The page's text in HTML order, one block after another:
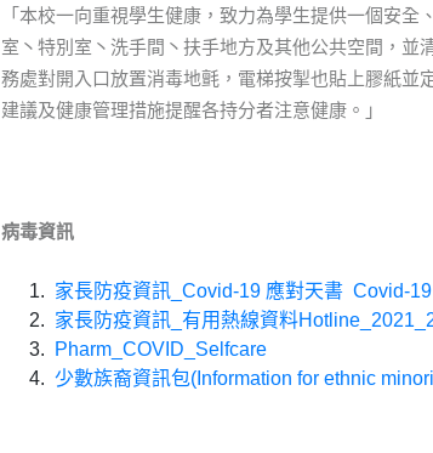
「本校一向重視學生健康，致力為學生提供一個安
室丶特別室丶洗手間丶扶手地方及其他公共空間，
務處對開入口放置消毒地氈，電梯按掣也貼上膠紙並
建議及健康管理措施提醒各持分者注意健康。」
病毒資訊
家長防疫資訊_Covid-19 應對天書 Covid-
家長防疫資訊_有用熱線資料
Pharm_COVID_Selfcare
少數族裔資訊包(Information for ethnic